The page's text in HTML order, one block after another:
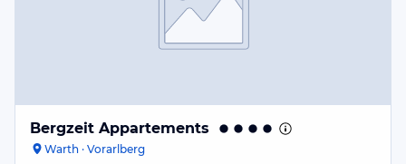
Bergzeit Appartements
Warth · Vorarlberg